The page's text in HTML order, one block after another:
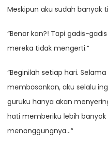
Meskipun aku sudah banyak
“Benar kan?! Tapi gadis-
mereka tidak mengerti.”
“Beginilah setiap hari.
membosankan, aku selalu
guruku hanya akan
hati memberiku lebih
menanggungnya…”